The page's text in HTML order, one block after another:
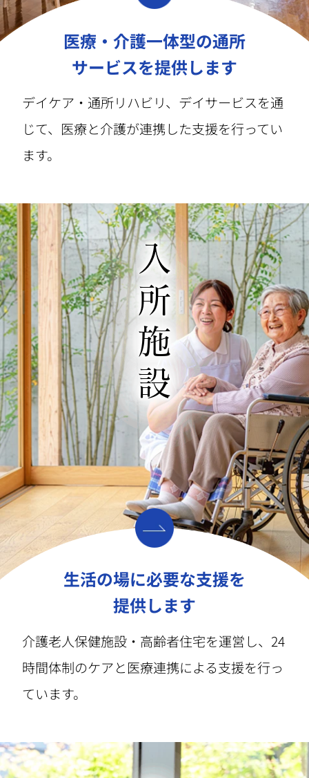
医療・介護一体型の通所
サービスを提供します
デイケア・通所リハビリ、デイサービスを通
じて、医療と介護が連携した支援を行ってい
ます。
入所施設
生活の場に必要な支援を
提供します
介護老人保健施設・高齢者住宅を運営し、24
時間体制のケアと医療連携による支援を行っ
ています。